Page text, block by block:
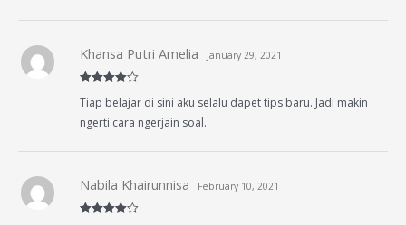
out of 5
Khansa Putri Amelia January 29, 2021
Tiap belajar di sini aku selalu dapet tips baru. Jadi makin
ngerti cara ngerjain soal.
Nabila Khairunnisa February 10, 2021